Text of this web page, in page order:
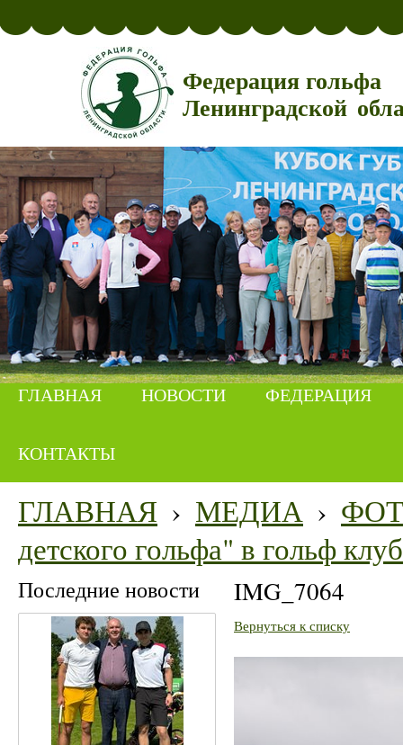
Федерация гольфа
Ленинградской
ГЛАВНАЯ НОВОСТИ ФЕДЕРАЦИЯ
КОНТАКТЫ
ГЛАВНАЯ › МЕДИА ›
детского гольфа" в гольф
Последние новости IMG_7064
Вернуться к списку